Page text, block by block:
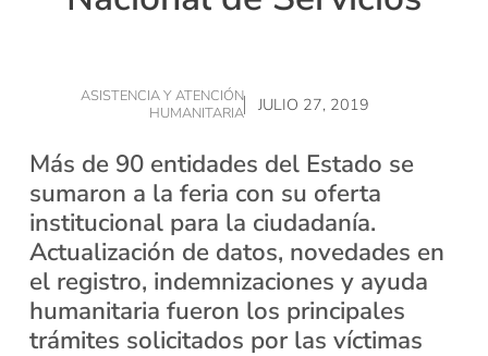
ASISTENCIA Y ATENCIÓN
HUMANITARIA
JULIO 27, 2019
Más de 90 entidades del Estado se
sumaron a la feria con su oferta
institucional para la ciudadanía.
Actualización de datos, novedades en
el registro, indemnizaciones y ayuda
humanitaria fueron los principales
trámites solicitados por las víctimas